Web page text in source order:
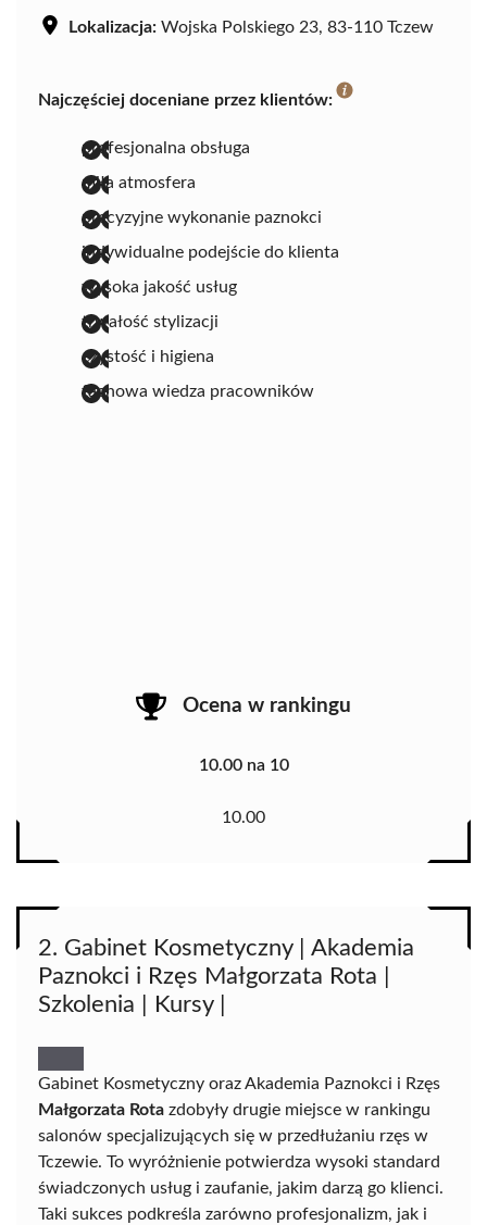
Lokalizacja: Wojska Polskiego 23, 83-110 Tczew
Najczęściej doceniane przez klientów:
profesjonalna obsługa
miła atmosfera
precyzyjne wykonanie paznokci
indywidualne podejście do klienta
wysoka jakość usług
trwałość stylizacji
czystość i higiena
fachowa wiedza pracowników
Ocena w rankingu
10.00 na 10
10.00
2. Gabinet Kosmetyczny | Akademia
Paznokci i Rzęs Małgorzata Rota |
Szkolenia | Kursy |
Gabinet Kosmetyczny oraz Akademia Paznokci i Rzęs
Małgorzata Rota zdobyły drugie miejsce w rankingu
salonów specjalizujących się w przedłużaniu rzęs w
Tczewie. To wyróżnienie potwierdza wysoki standard
świadczonych usług i zaufanie, jakim darzą go klienci.
Taki sukces podkreśla zarówno profesjonalizm, jak i